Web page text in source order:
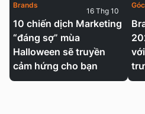
10 chiến dịch Marketing
“đáng sợ” mùa
Halloween sẽ truyền
cảm hứng cho bạn
Brands
16 Thg 10